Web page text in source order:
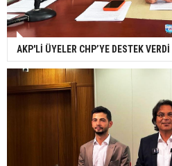
AKP'Lİ ÜYELER CHP’YE DESTEK VERDİ